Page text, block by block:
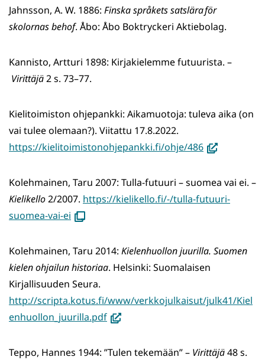
ikkunaan,
siirryt
palveluun)
Jahnsson, A. W. 1886: Finska språkets satslära för
skolornas behof. Åbo: Åbo Boktryckeri Aktiebolag.
Kannisto, Artturi 1898: Kirjakielemme futuurista. –
Virittäjä2 s. 73–77.
Kielitoimiston ohjepankki: Aikamuotoja: tuleva aika (on
vai tulee olemaan?). Viitattu 17.8.2022. ​
https://kielitoimistonohjepankki.fi/ohje/486(avautuu
ikkunaan,
siirryt
Kolehmainen, Taru 2007: Tulla-futuuri – suomea vai ei. –
Kielikello2/2007. https://kielikello.fi/-/tulla-futuuri-
suomea-vai-ei (avautuu
ikkunaan)
Kolehmainen, Taru 2014: Kielenhuollon juurilla. Suomen
kielen ohjailun historiaa. Helsinki: Suomalaisen
Kirjallisuuden Seura.
http://scripta.kotus.fi/www/verkkojulkaisut/julk41/Kiel
enhuollon_juurilla.pdf(avautuu
ikkunaan,
Teppo, Hannes 1944: ”Tulen tekemään” – Virittäjä48 s.